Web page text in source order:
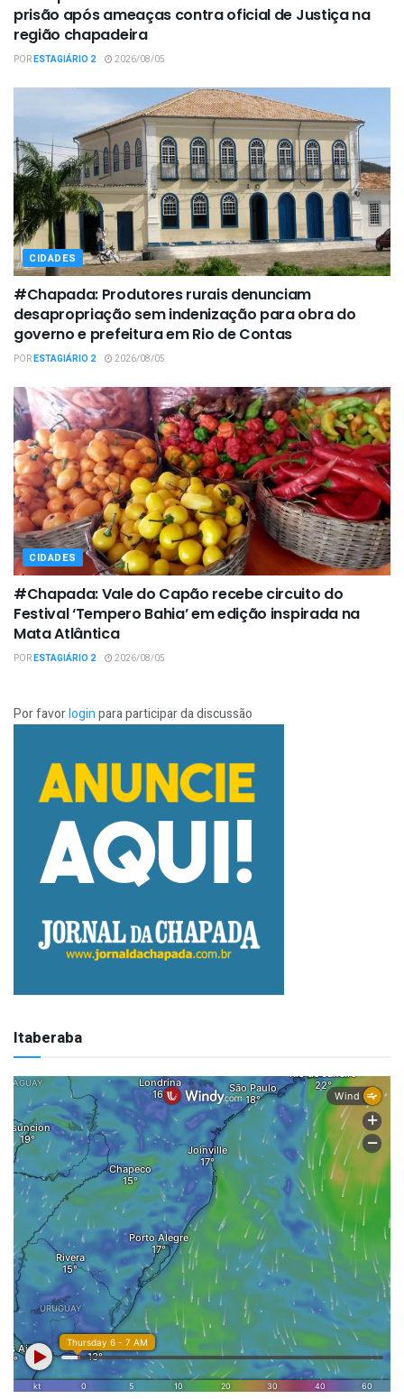
prisão após ameaças contra oficial de Justiça na
região chapadeira
PORESTAGIÁRIO 2 2026/08/05
CIDADES
#Chapada: Produtores rurais denunciam
desapropriação sem indenização para obra do
governo e prefeitura em Rio de Contas
PORESTAGIÁRIO 2 2026/08/05
CIDADES
#Chapada: Vale do Capão recebe circuito do
Festival ‘Tempero Bahia’ em edição inspirada na
Mata Atlântica
PORESTAGIÁRIO 2 2026/08/05
Por favorloginpara participar da discussão
Itaberaba